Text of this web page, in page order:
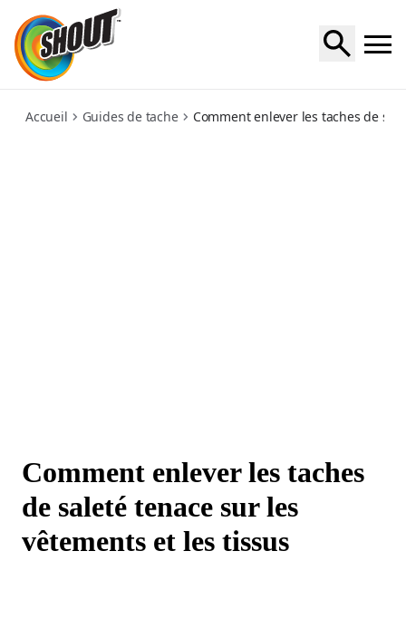
Accueil Guides de tache Comment enlever les taches de
Comment enlever les taches
de saleté tenace sur les
vêtements et les tissus